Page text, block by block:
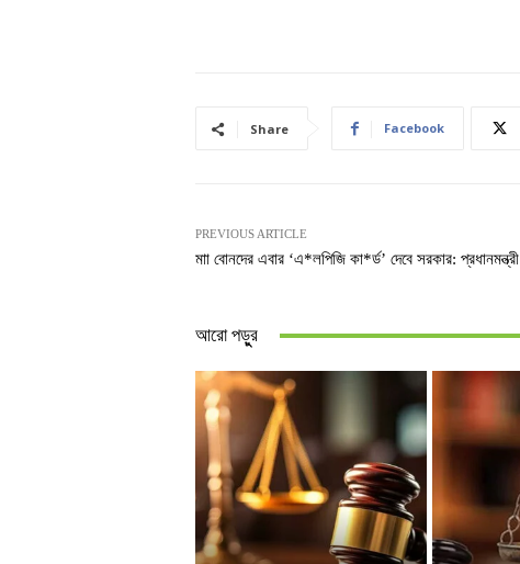
Share Facebook
PREVIOUS ARTICLE
মাা বোনদের এবার ‘এ*লপিজি কা*র্ড’ দেবে সরকার: প্রধানমন্ত্রী
আরো পড়ুুর